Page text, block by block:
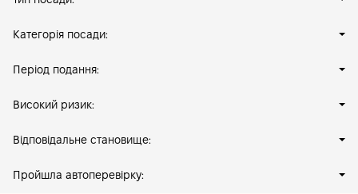
Категорія посади:
Період подання:
Високий ризик:
Відповідальне становище:
Пройшла автоперевірку: